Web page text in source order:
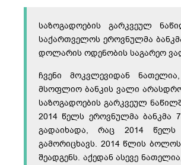
საზოგადოების გარკვეულ
საქართველოს ეროვნულმა
დოლარის ოდენობის საგარეო
ჩვენი მოკვლევიდან
მსოფლიო ბანკის ვალი
საზოგადოების გარკვეულ
2014 წელს ეროვნულმა ბანკმა
გადაიხადა, რაც 2014
გამორიცხავს. 2014 წლის
შეადგენს. აქედან ასევე